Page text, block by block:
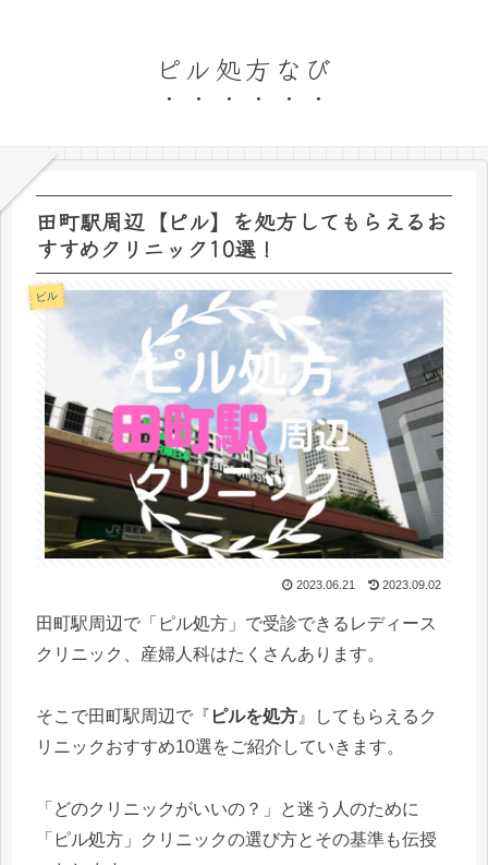
ピル処方なび
田町駅周辺【ピル】を処方してもらえるお
すすめクリニック10選！
ピル
2023.06.21 2023.09.02
田町駅周辺で「ピル処方」で受診できるレディース
クリニック、産婦人科はたくさんあります。
そこで田町駅周辺で『 ピルを処方 』してもらえるク
リニックおすすめ10選をご紹介していきます。
「どのクリニックがいいの？」と迷う人のために
「ピル処方」クリニックの選び方とその基準も伝授